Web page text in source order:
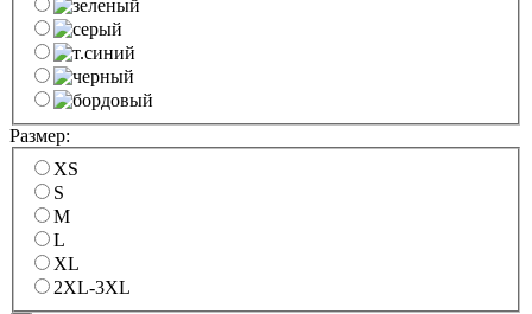
Размер:
XS
S
M
L
XL
2XL-3XL